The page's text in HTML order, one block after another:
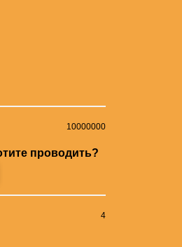
10000000
проводить?
4